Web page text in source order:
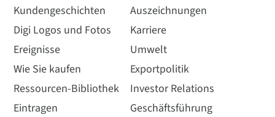
Kundengeschichten
Digi Logos und Fotos
Ereignisse
Wie Sie kaufen
Ressourcen-Bibliothek
Eintragen
Auszeichnungen
Karriere
Umwelt
Exportpolitik
Investor Relations
Geschäftsführung